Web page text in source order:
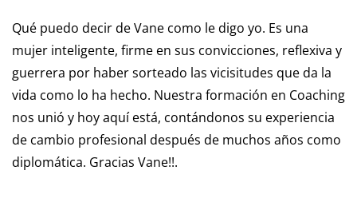
Qué puedo decir de Vane como le digo yo. Es una
mujer inteligente, firme en sus convicciones, reflexiva y
guerrera por haber sorteado las vicisitudes que da la
vida como lo ha hecho. Nuestra formación en Coaching
nos unió y hoy aquí está, contándonos su experiencia
de cambio profesional después de muchos años como
diplomática. Gracias Vane!!.